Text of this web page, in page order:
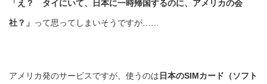
「え？ タイにいて、日本に一時帰国するのに、アメリカの会
社？」 って思ってしまいそうですが……
アメリカ発のサービスですが、使うのは 日本のSIMカード（ソフト